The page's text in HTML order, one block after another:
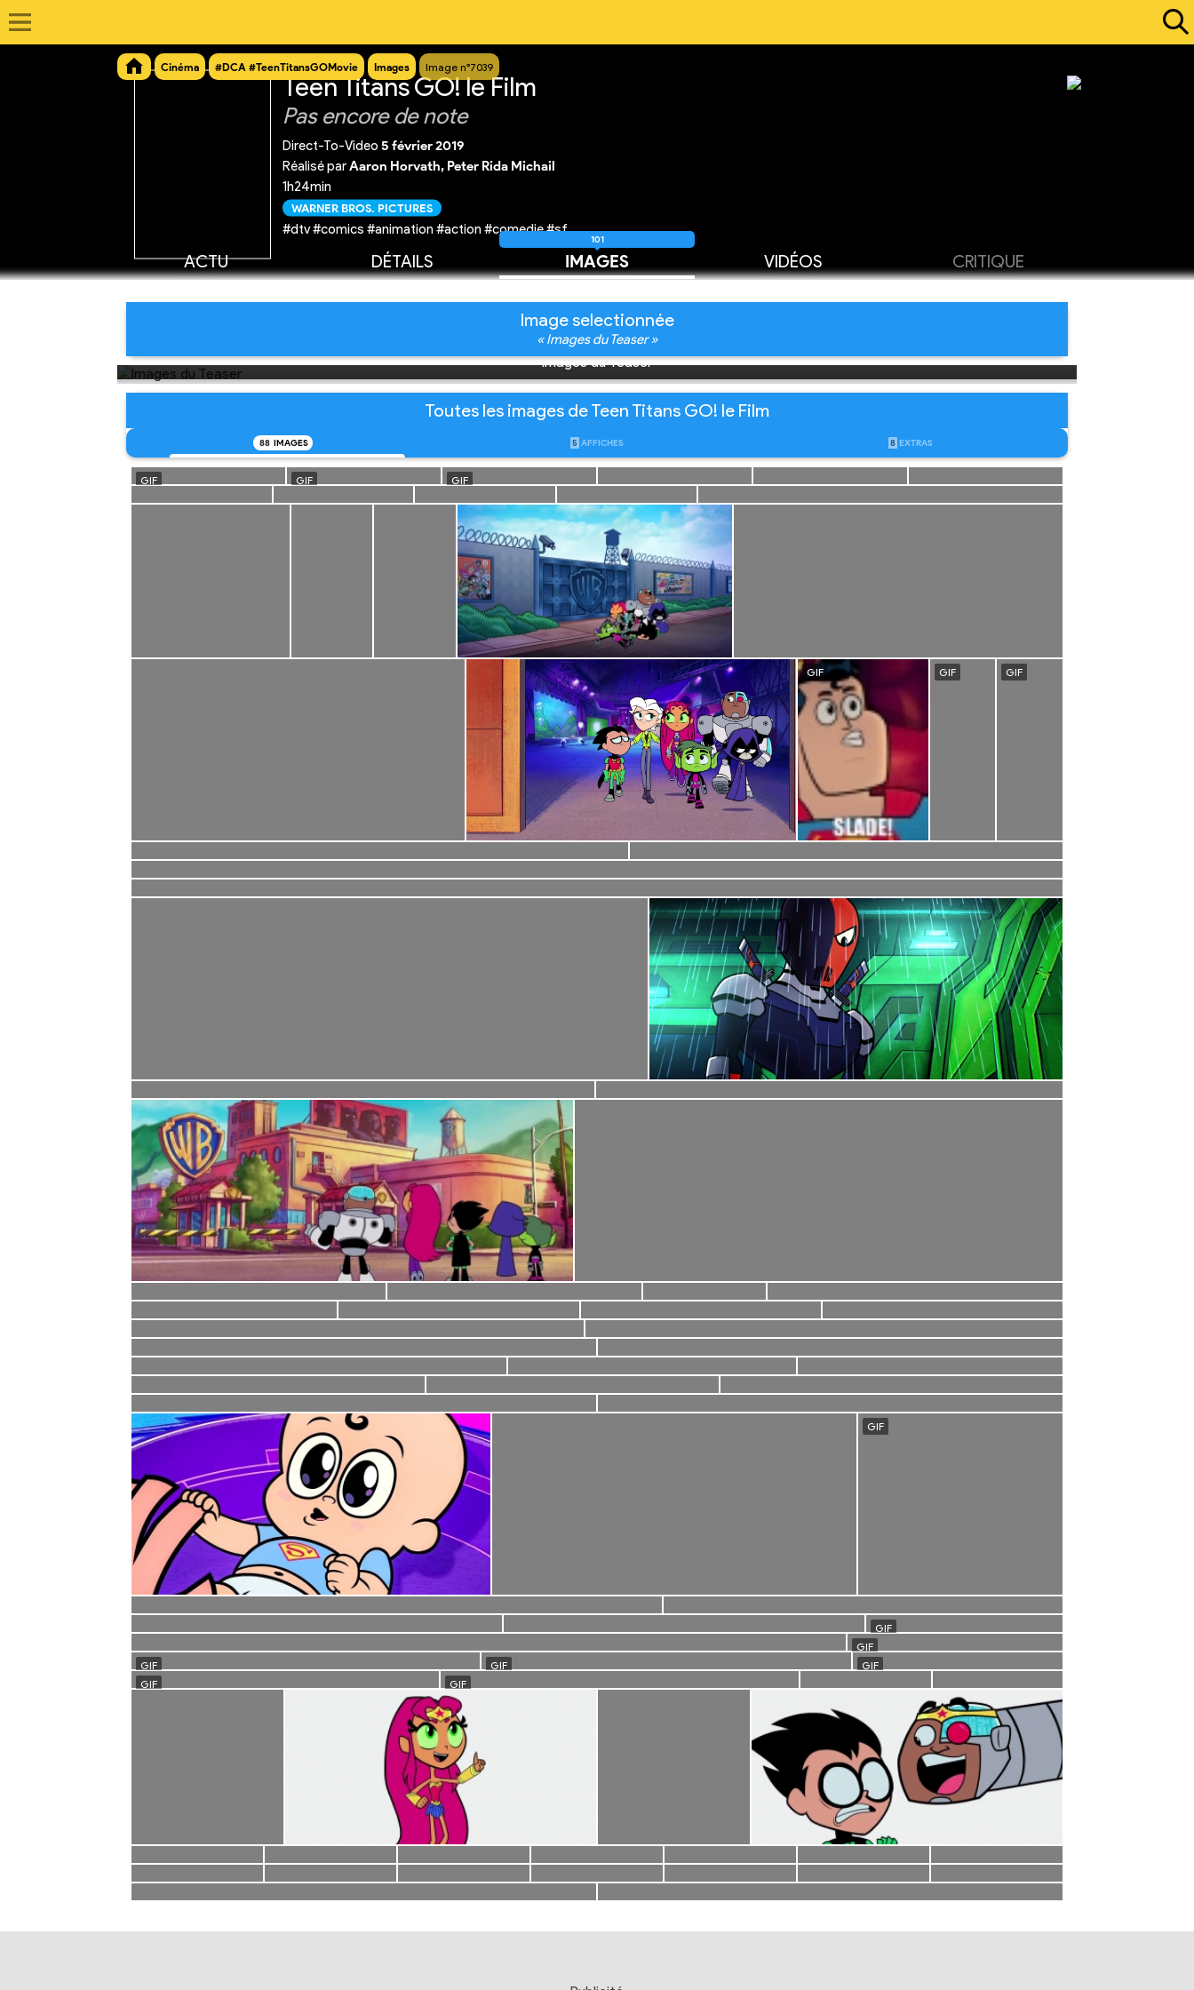
Cinéma #DCA #TeenTitansGOMovie Images Image n°7039
Teen Titans GO! le Film
Pas encore de note
Direct-To-Video 5 février 2019
Réalisé parAaron Horvath, Peter Rida Michail
1h24min
WARNER BROS. PICTURES
#dtv #comics #animation #action #comedie #sf
ACTU DÉTAILS IMAGES
101
VIDÉOS CRITIQUE
Image selectionnée
« Images du Teaser »
Images du Teaser
Toutes les images de Teen Titans GO! le Film
88 IMAGES 5 AFFICHES 8 EXTRAS